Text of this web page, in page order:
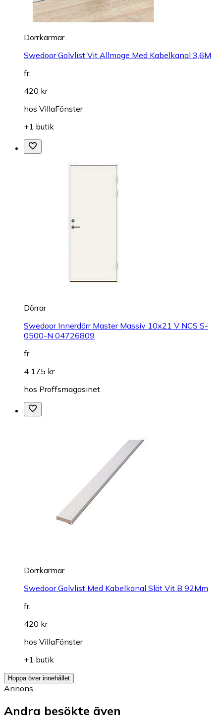
Dörrkarmar
Swedoor Golvlist Vit Allmoge Med Kabelkanal 3,6M
fr.
420 kr
hos VillaFönster
+1 butik
Dörrar
Swedoor Innerdörr Master Massiv 10x21 V NCS S-
0500-N 04726809
fr.
4 175 kr
hos Proffsmagasinet
Dörrkarmar
Swedoor Golvlist Med Kabelkanal Slät Vit B 92Mm
fr.
420 kr
hos VillaFönster
+1 butik
Hoppa över innehållet
Annons
Andra besökte även